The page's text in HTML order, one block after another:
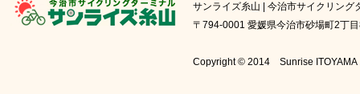
サンライズ糸山 | 今治市サイクリング
〒794-0001 愛媛県今治市砂場町2
Copyright © 2014 Sunrise